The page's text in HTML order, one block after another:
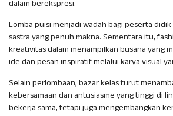
dalam berekspresi.
Lomba puisi menjadi wadah bagi peserta
sastra yang penuh makna. Sementara itu,
kreativitas dalam menampilkan busana yang
ide dan pesan inspiratif melalui karya visual
Selain perlombaan, bazar kelas turut
kebersamaan dan antusiasme yang tinggi di
bekerja sama, tetapi juga mengembangkan